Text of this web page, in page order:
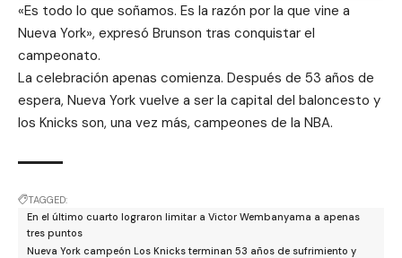
«Es todo lo que soñamos. Es la razón por la que vine a
Nueva York», expresó Brunson tras conquistar el
campeonato.
La celebración apenas comienza. Después de 53 años de
espera, Nueva York vuelve a ser la capital del baloncesto y
los Knicks son, una vez más, campeones de la NBA.
TAGGED:
En el último cuarto lograron limitar a Victor Wembanyama a apenas
tres puntos
Nueva York campeón Los Knicks terminan 53 años de sufrimiento y